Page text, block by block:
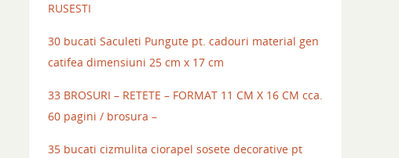
RUSESTI
30 bucati Saculeti Pungute pt. cadouri material gen
catifea dimensiuni 25 cm x 17 cm
33 BROSURI – RETETE – FORMAT 11 CM X 16 CM cca.
60 pagini / brosura –
35 bucati cizmulita ciorapel sosete decorative pt